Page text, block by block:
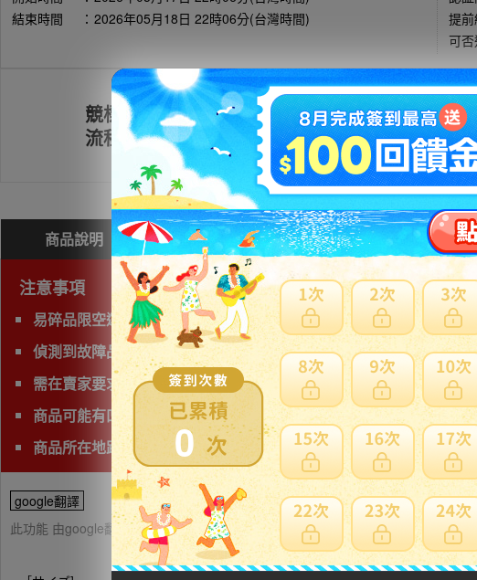
0
結束時間
： 2026年05月18日 22時06分(台灣時間)
提
可
競標
流程
註冊會員
商品說明 問與答(0) 費用試算
注意事項
易碎品限空運，非易碎品可使用海運。
偵測到故障品(垃圾品)、有照片及說明以外的問題，下標前注意
需在賣家要求時間完成匯款
商品可能有凹損、塌陷，請下標前詢問清楚且注意。
商品所在地距離海外收貨處(神奈川)較遠，請注意日本運費
google翻譯
此功能 由google翻譯提供參考，樂淘不保證翻譯內容之正確性，詳細問題說明請使